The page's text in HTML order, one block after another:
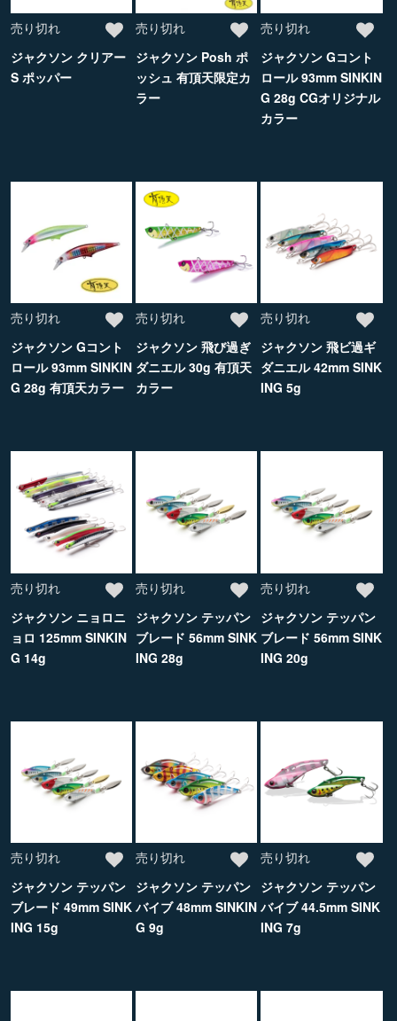
売り切れ
ジャクソン クリアー
S ポッパー
売り切れ
ジャクソン Posh ポ
ッシュ 有頂天限定カ
ラー
売り切れ
ジャクソン Gコント
ロール 93mm SINKIN
G 28g CGオリジナル
カラー
売り切れ
ジャクソン Gコント
ロール 93mm SINKIN
G 28g 有頂天カラー
売り切れ
ジャクソン 飛び過ぎ
ダニエル 30g 有頂天
カラー
売り切れ
ジャクソン 飛ビ過ギ
ダニエル 42mm SINK
ING 5g
売り切れ
ジャクソン ニョロニ
ョロ 125mm SINKIN
G 14g
売り切れ
ジャクソン テッパン
ブレード 56mm SINK
ING 28g
売り切れ
ジャクソン テッパン
ブレード 56mm SINK
ING 20g
売り切れ
ジャクソン テッパン
ブレード 49mm SINK
ING 15g
売り切れ
ジャクソン テッパン
バイブ 48mm SINKIN
G 9g
売り切れ
ジャクソン テッパン
バイブ 44.5mm SINK
ING 7g